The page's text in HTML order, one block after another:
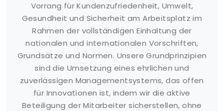
Vorrang für Kundenzufriedenheit, Umwelt,
Gesundheit und Sicherheit am Arbeitsplatz im
Rahmen der vollständigen Einhaltung der
nationalen und internationalen Vorschriften,
Grundsätze und Normen. Unsere Grundprinzipien
sind die Umsetzung eines ehrlichen und
zuverlässigen Managementsystems, das offen
für Innovationen ist, indem wir die aktive
Beteiligung der Mitarbeiter sicherstellen, ohne